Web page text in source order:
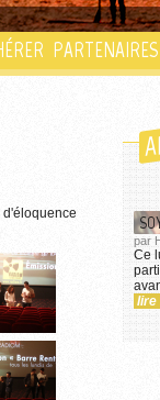
PARTENAIRES
par
Ce
lire